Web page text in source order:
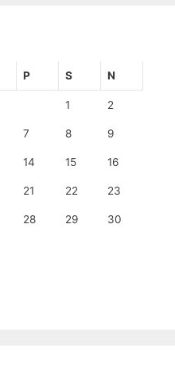
P S N
1 2
7 8 9
14 15 16
21 22 23
28 29 30